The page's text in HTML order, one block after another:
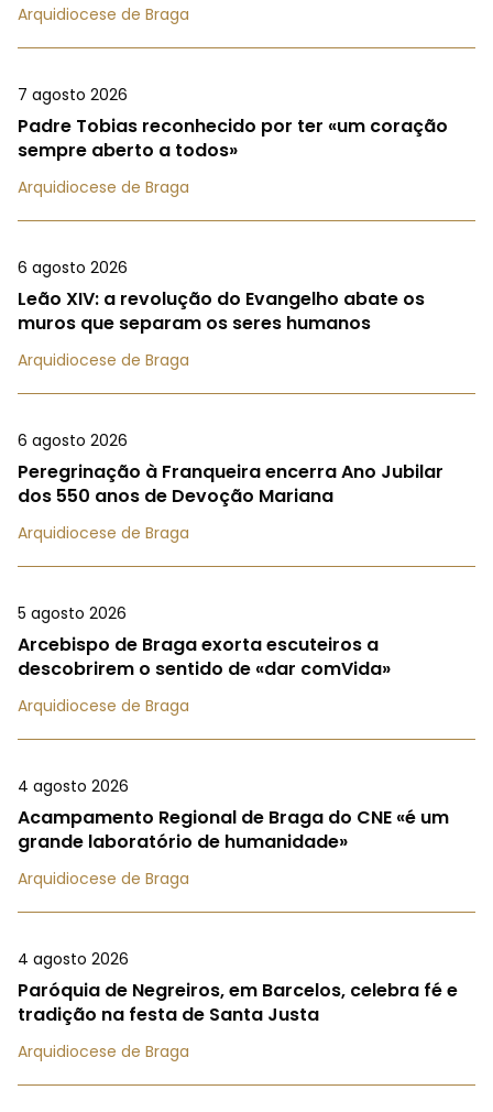
Arquidiocese de Braga
7 agosto 2026
Padre Tobias reconhecido por ter «um coração
sempre aberto a todos»
Arquidiocese de Braga
6 agosto 2026
Leão XIV: a revolução do Evangelho abate os
muros que separam os seres humanos
Arquidiocese de Braga
6 agosto 2026
Peregrinação à Franqueira encerra Ano Jubilar
dos 550 anos de Devoção Mariana
Arquidiocese de Braga
5 agosto 2026
Arcebispo de Braga exorta escuteiros a
descobrirem o sentido de «dar comVida»
Arquidiocese de Braga
4 agosto 2026
Acampamento Regional de Braga do CNE «é um
grande laboratório de humanidade»
Arquidiocese de Braga
4 agosto 2026
Paróquia de Negreiros, em Barcelos, celebra fé e
tradição na festa de Santa Justa
Arquidiocese de Braga